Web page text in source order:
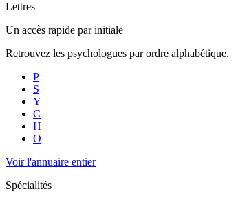
Lettres
Un accès rapide par initiale
Retrouvez les psychologues par ordre alphabétique.
P
S
Y
C
H
O
Voir l'annuaire entier
Spécialités